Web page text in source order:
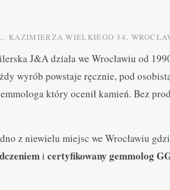
KAZIMIERZA WIELKIEGO 34,
J&A działa we Wrocławiu od
wyrób powstaje ręcznie, pod
który ocenił kamień. Bez
z niewielu miejsc we Wrocławiu
i certyfikowany gemmolog